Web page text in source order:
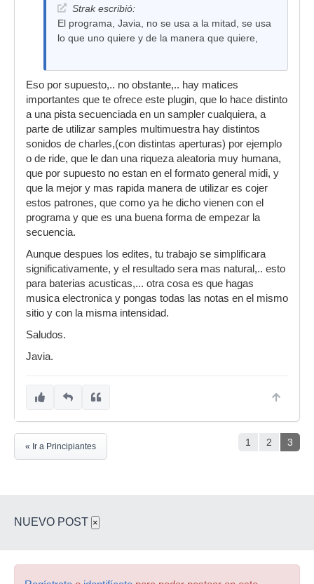
Strak escribió:
El programa, Javia, no se usa a la mitad, se usa
lo que uno quiere y de la manera que quiere,
Eso por supuesto,.. no obstante,.. hay matices
importantes que te ofrece este plugin, que lo hace distinto
a una pista secuenciada en un sampler cualquiera, a
parte de utilizar samples multimuestra hay distintos
sonidos de charles,(con distintas aperturas) por ejemplo
o de ride, que le dan una riqueza aleatoria muy humana,
que por supuesto no estan en el formato general midi, y
que la mejor y mas rapida manera de utilizar es cojer
estos patrones, que como ya he dicho vienen con el
programa y que es una buena forma de empezar la
secuencia.
Aunque despues los edites, tu trabajo se simplificara
significativamente, y el resultado sera mas natural,.. esto
para baterias acusticas,... otra cosa es que hagas
musica electronica y pongas todas las notas en el mismo
sitio y con la misma intensidad.
Saludos.
Javia.
1 2 3
« Ir a Principiantes
NUEVO POST ×